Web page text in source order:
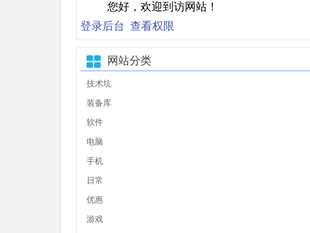
您好，欢迎到访网站！
登录后台 查看权限
网站分类
技术坑
装备库
软件
电脑
手机
日常
优惠
游戏